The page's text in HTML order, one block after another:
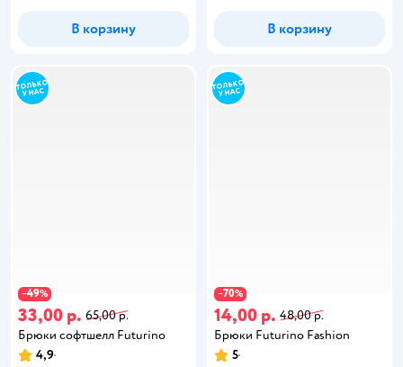
В корзину В корзину
−49%
33,00 р. 65,00 р.
Брюки софтшелл Futurino
4,9
−70%
14,00 р. 48,00 р.
Брюки Futurino Fashion
5